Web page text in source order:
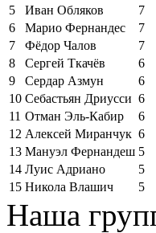
5
Иван Обляков
7
6
Марио Фернандес
7
7
Фёдор Чалов
7
8
Сергей Ткачёв
6
9
Сердар Азмун
6
10 Себастьян Дриусси 6
11 Отман Эль-Кабир
6
12 Алексей Миранчук 6
13 Мануэл Фернандеш 5
14 Луис Адриано
5
15 Никола Влашич 5
Наша